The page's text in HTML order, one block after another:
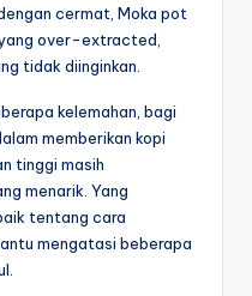
cermat, Moka pot
over-extracted,
tidak diinginkan.
kelemahan, bagi
memberikan kopi
tinggi masih
menarik. Yang
tentang cara
mengatasi beberapa